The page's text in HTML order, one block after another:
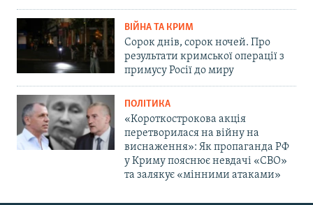
ВІЙНА ТА КРИМ
Сорок днів, сорок ночей. Про
результати кримської операції з
примусу Росії до миру
ПОЛІТИКА
«Короткострокова акція
перетворилася на війну на
виснаження»: Як пропаганда РФ
у Криму пояснює невдачі «СВО»
та залякує «мінними атаками»